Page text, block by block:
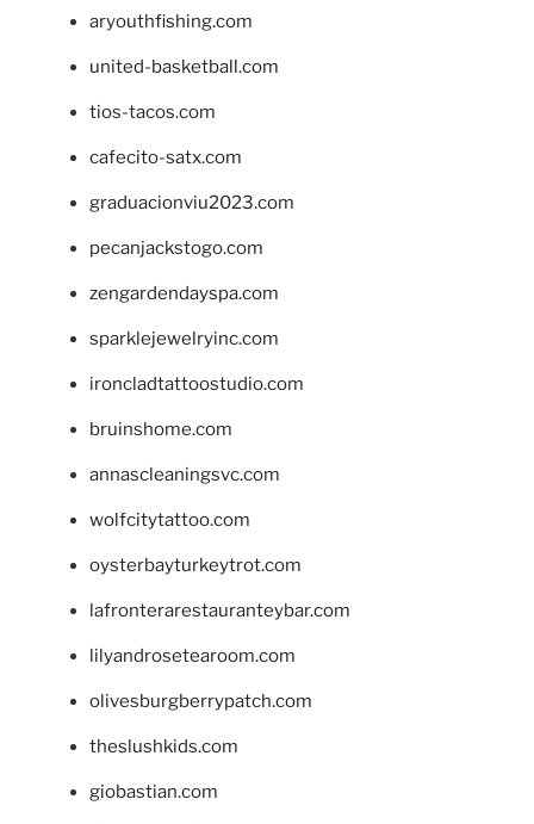
aryouthfishing.com
united-basketball.com
tios-tacos.com
cafecito-satx.com
graduacionviu2023.com
pecanjackstogo.com
zengardendayspa.com
sparklejewelryinc.com
ironcladtattoostudio.com
bruinshome.com
annascleaningsvc.com
wolfcitytattoo.com
oysterbayturkeytrot.com
lafronterarestauranteybar.com
lilyandrosetearoom.com
olivesburgberrypatch.com
theslushkids.com
giobastian.com